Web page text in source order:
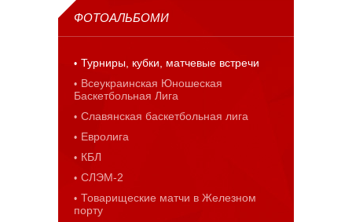
ФОТОАЛЬБОМИ
Турниры, кубки, матчевые встречи
Всеукраинская Юношеская
Баскетбольная Лига
Славянская баскетбольная лига
Евролига
КБЛ
СЛЭМ-2
Товарищеские матчи в Железном
порту